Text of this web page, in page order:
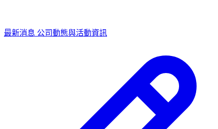
最新消息 公司動態與活動資訊